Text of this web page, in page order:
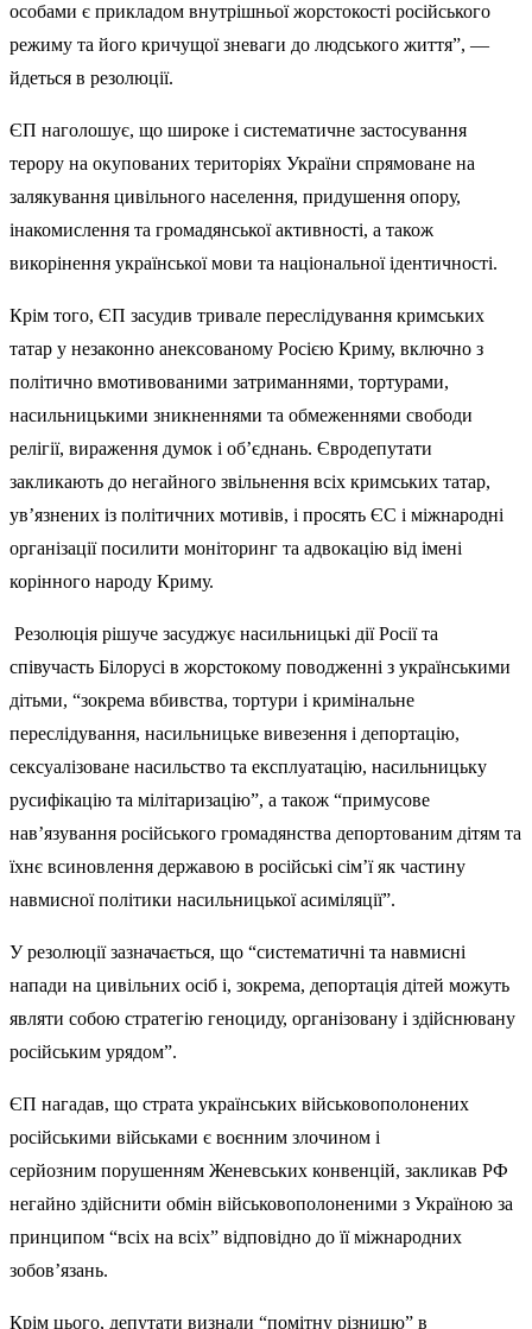
особами є прикладом внутрішньої жорстокості російського
режиму та його кричущої зневаги до людського життя”, —
йдеться в резолюції.
ЄП наголошує, що широке і систематичне застосування
терору на окупованих територіях України спрямоване на
залякування цивільного населення, придушення опору,
інакомислення та громадянської активності, а також
викорінення української мови та національної ідентичності.
Крім того, ЄП засудив тривале переслідування кримських
татар у незаконно анексованому Росією Криму, включно з
політично вмотивованими затриманнями, тортурами,
насильницькими зникненнями та обмеженнями свободи
релігії, вираження думок і об’єднань. Євродепутати
закликають до негайного звільнення всіх кримських татар,
ув’язнених із політичних мотивів, і просять ЄС і міжнародні
організації посилити моніторинг та адвокацію від імені
корінного народу Криму.
Резолюція рішуче засуджує насильницькі дії Росії та
співучасть Білорусі в жорстокому поводженні з українськими
дітьми, “зокрема вбивства, тортури і кримінальне
переслідування, насильницьке вивезення і депортацію,
сексуалізоване насильство та експлуатацію, насильницьку
русифікацію та мілітаризацію”, а також “примусове
нав’язування російського громадянства депортованим дітям та
їхнє всиновлення державою в російські сім’ї як частину
навмисної політики насильницької асиміляції”.
У резолюції зазначається, що “систематичні та навмисні
напади на цивільних осіб і, зокрема, депортація дітей можуть
являти собою стратегію геноциду, організовану і здійснювану
російським урядом”.
ЄП нагадав, що страта українських військовополонених
російськими військами є воєнним злочином і
серйозним порушенням Женевських конвенцій, закликав РФ
негайно здійснити обмін військовополоненими з Україною за
принципом “всіх на всіх” відповідно до її міжнародних
зобов’язань.
Крім цього, депутати визнали “помітну різницю” в